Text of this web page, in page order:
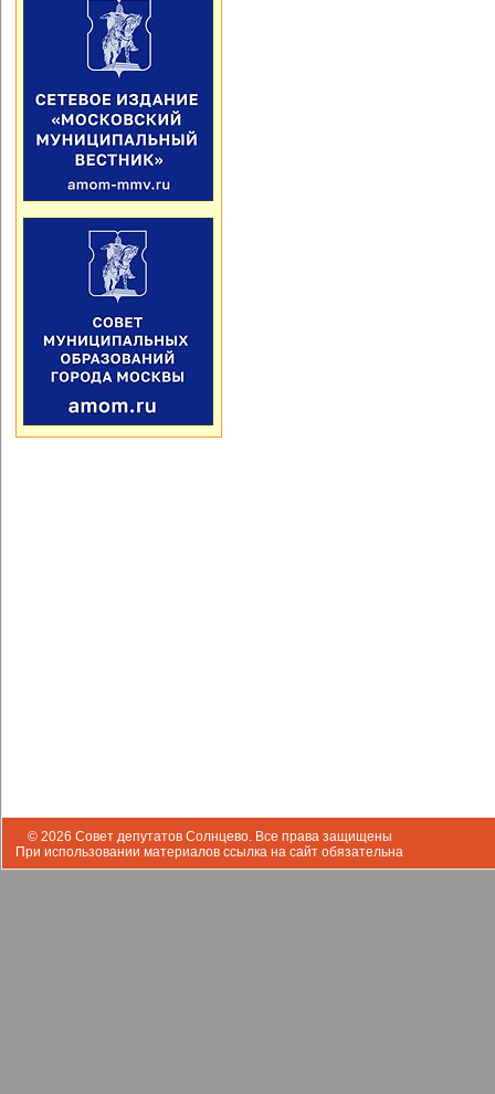
© 2026 Совет депутатов Солнцево. Все права защищены
При использовании материалов ссылка на сайт обязательна